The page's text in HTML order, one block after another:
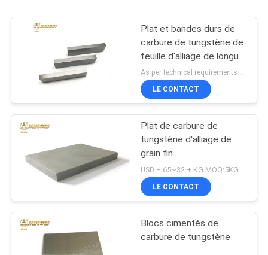
Plat et bandes durs de
carbure de tungstène de
feuille d'alliage de longue
durée pour l'outil de
coupe
As per technical requirements MOQ:5KG
LE CONTACT
Plat de carbure de
tungstène d'alliage de
grain fin
USD + 65~32 + KG MOQ:5KG
LE CONTACT
Blocs cimentés de
carbure de tungstène